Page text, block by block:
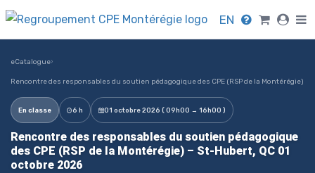
EN
eCatalogue›
Rencontre des responsables du soutien pédagogique des CPE (RSP de la Montérégie)
En classe 6 h 01 octobre 2026 ( 09h00 → 16h00 )
Rencontre des responsables du soutien pédagogique
des CPE (RSP de la Montérégie) – St-Hubert, QC 01
octobre 2026